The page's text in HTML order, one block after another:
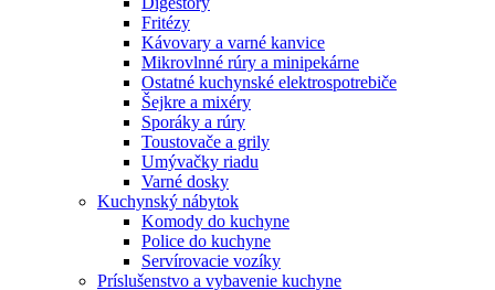
Fritézy
Kávovary a varné kanvice
Mikrovlnné rúry a minipekárne
Ostatné kuchynské elektrospotrebiče
Šejkre a mixéry
Sporáky a rúry
Toustovače a grily
Umývačky riadu
Varné dosky
Kuchynský nábytok
Komody do kuchyne
Police do kuchyne
Servírovacie vozíky
Príslušenstvo a vybavenie kuchyne